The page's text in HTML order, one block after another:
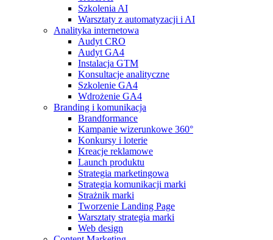
Szkolenia AI
Warsztaty z automatyzacji i AI
Analityka internetowa
Audyt CRO
Audyt GA4
Instalacja GTM
Konsultacje analityczne
Szkolenie GA4
Wdrożenie GA4
Branding i komunikacja
Brandformance
Kampanie wizerunkowe 360°
Konkursy i loterie
Kreacje reklamowe
Launch produktu
Strategia marketingowa
Strategia komunikacji marki
Strażnik marki
Tworzenie Landing Page
Warsztaty strategia marki
Web design